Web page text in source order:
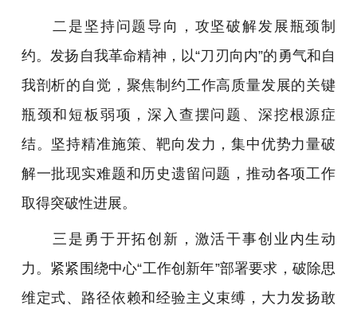
二是坚持问题导向，攻坚破解发展瓶颈制
约。发扬自我革命精神，以“刀刃向内”的勇气和自
我剖析的自觉，聚焦制约工作高质量发展的关键
瓶颈和短板弱项，深入查摆问题、深挖根源症
结。坚持精准施策、靶向发力，集中优势力量破
解一批现实难题和历史遗留问题，推动各项工作
取得突破性进展。
三是勇于开拓创新，激活干事创业内生动
力。紧紧围绕中心“工作创新年”部署要求，破除思
维定式、路径依赖和经验主义束缚，大力发扬敢